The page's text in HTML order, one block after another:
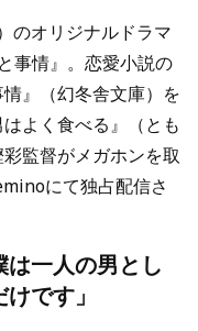
のオリジナルドラマ
事情』。恋愛小説の
』（幻冬舎文庫）を
よく食べる』（とも
監督がメガホンを取
にて独占配信さ
一人の男とし
です」